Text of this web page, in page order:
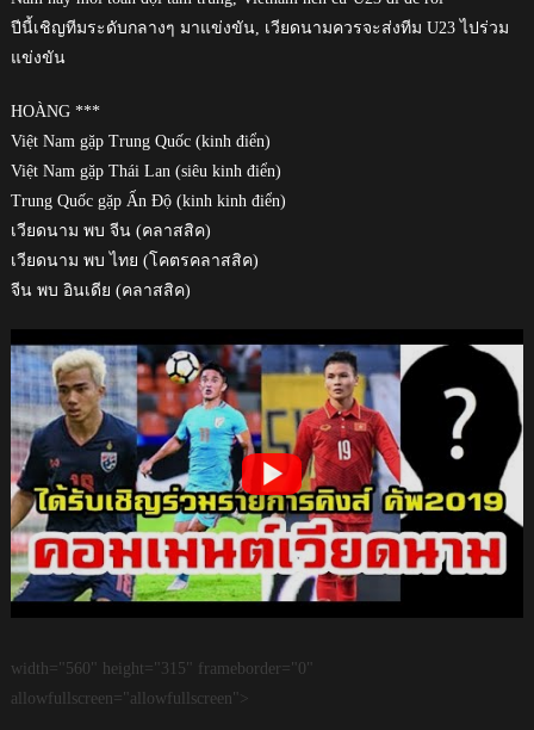
ปีนี้เชิญทีมระดับกลางๆ มาแข่งขัน, เวียดนามควรจะส่งทีม U23 ไปร่วม
แข่งขัน
HOÀNG ***
Việt Nam gặp Trung Quốc (kinh điển)
Việt Nam gặp Thái Lan (siêu kinh điển)
Trung Quốc gặp Ấn Độ (kinh kinh điển)
เวียดนาม พบ จีน (คลาสสิค)
เวียดนาม พบ ไทย (โคตรคลาสสิค)
จีน พบ อินเดีย (คลาสสิค)
width="560" height="315" frameborder="0"
allowfullscreen="allowfullscreen">